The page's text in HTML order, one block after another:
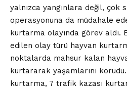
yalnızca yangınlara değil, çok
operasyonuna da müdahale
kurtarma olayında görev aldı.
edilen olay türü hayvan
noktalarda mahsur kalan
kurtararak yaşamlarını
kurtarma, 7 trafik kazası